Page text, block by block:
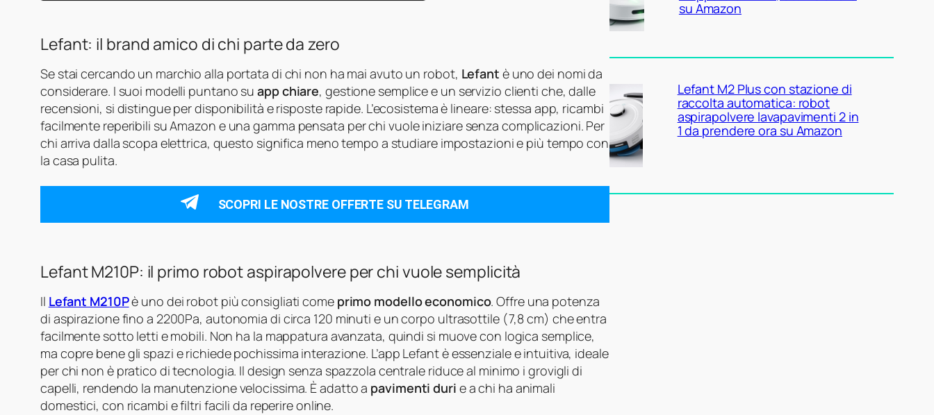
Lefant: il brand amico di chi parte da zero
Se stai cercando un marchio alla portata di chi non ha mai avuto un robot, Lefant è uno dei nomi da
considerare. I suoi modelli puntano suapp chiare, gestione semplice e un servizio clienti che, dalle
recensioni, si distingue per disponibilità e risposte rapide. L’ecosistema è lineare: stessa app, ricambi
facilmente reperibili su Amazon e una gamma pensata per chi vuole iniziare senza complicazioni. Per
chi arriva dalla scopa elettrica, questo significa meno tempo a studiare impostazioni e più tempo con
la casa pulita.
SCOPRI LE NOSTRE OFFERTE SU TELEGRAM
Lefant M210P: il primo robot aspirapolvere per chi vuole semplicità
Il Lefant M210Pè uno dei robot più consigliati come primo modello economico. Offre una potenza
di aspirazione fino a 2200Pa, autonomia di circa 120 minuti e un corpo ultrasottile (7,8 cm) che entra
facilmente sotto letti e mobili. Non ha la mappatura avanzata, quindi si muove con logica semplice,
ma copre bene gli spazi e richiede pochissima interazione. L’app Lefant è essenziale e intuitiva, ideale
per chi non è pratico di tecnologia. Il design senza spazzola centrale riduce al minimo i grovigli di
capelli, rendendo la manutenzione velocissima. È adatto a pavimenti duri e a chi ha animali
domestici, con ricambi e filtri facili da reperire online.
su Amazon
Lefant M2 Plus con stazione di
raccolta automatica: robot
aspirapolvere lavapavimenti 2 in
1 da prendere ora su Amazon